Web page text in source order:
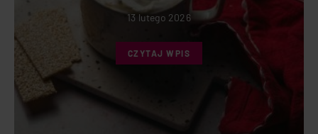
13 lutego 2026
CZYTAJ WPIS